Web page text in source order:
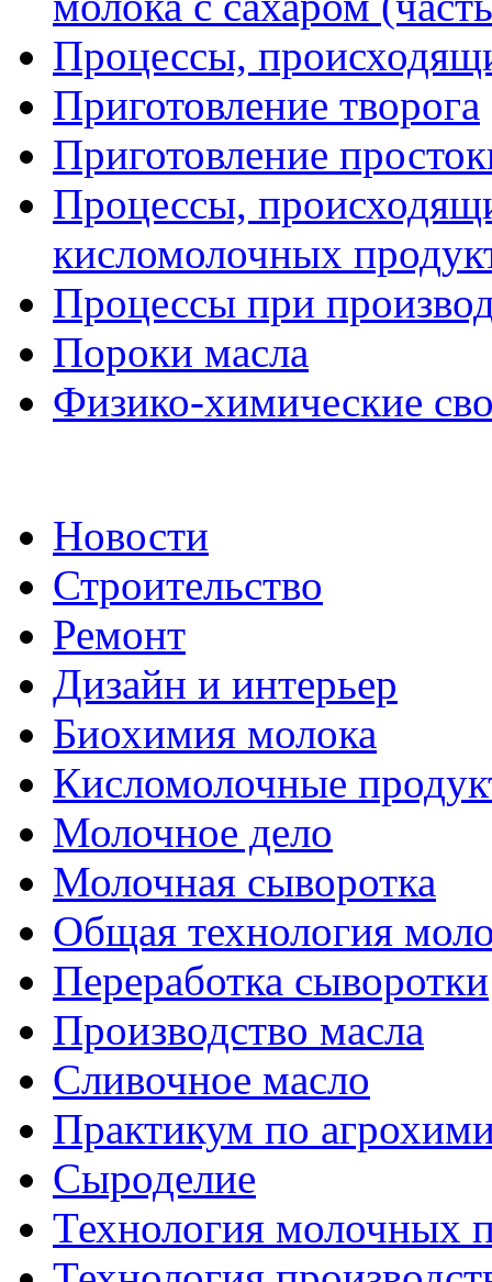
Процессы,
Приготовление творога
Приготовление
Процессы,
кисломолочных
Процессы при
Пороки масла
Физико-химические
Новости
Строительство
Ремонт
Дизайн и интерьер
Биохимия молока
Кисломолочные
Молочное дело
Молочная сыворотка
Общая технология
Переработка сыворотки
Производство масла
Сливочное масло
Практикум по
Сыроделие
Технология молочных